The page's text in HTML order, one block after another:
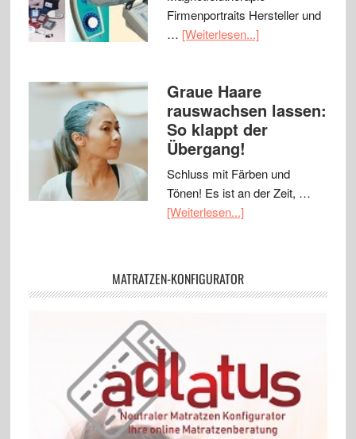
Firmenportraits Hersteller und
… [Weiterlesen...]
Graue Haare
rauswachsen lassen:
So klappt der
Übergang!
Schluss mit Färben und
Tönen! Es ist an der Zeit, …
[Weiterlesen...]
MATRATZEN-KONFIGURATOR